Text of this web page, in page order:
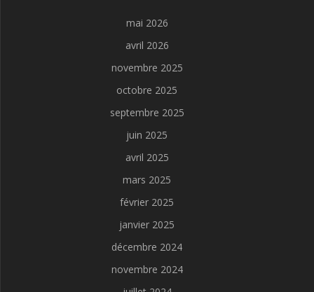
mai 2026
avril 2026
novembre 2025
octobre 2025
septembre 2025
juin 2025
avril 2025
mars 2025
février 2025
janvier 2025
décembre 2024
novembre 2024